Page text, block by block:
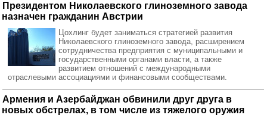
Президентом Николаевского глиноземного завода
назначен гражданин Австрии
Цохлинг будет заниматься стратегией развития
Николаевского глиноземного завода, расширением
сотрудничества предприятия с муниципальными и
государственными органами власти, а также
развитием отношений с международными
отраслевыми ассоциациями и финансовыми сообществами.
Армения и Азербайджан обвинили друг друга в
новых обстрелах, в том числе из тяжелого оружия